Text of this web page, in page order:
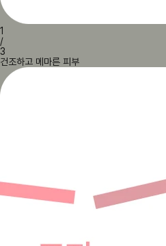
1
/
3
건조하고 메마른 피부